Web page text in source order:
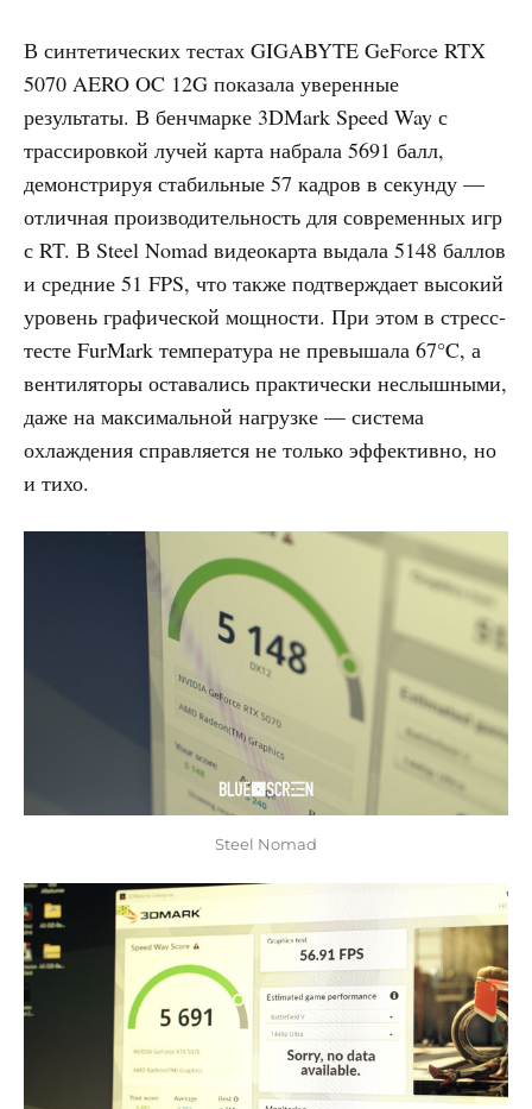
В синтетических тестах GIGABYTE GeForce RTX
5070 AERO OC 12G показала уверенные
результаты. В бенчмарке 3DMark Speed Way с
трассировкой лучей карта набрала 5691 балл,
демонстрируя стабильные 57 кадров в секунду —
отличная производительность для современных игр
с RT. В Steel Nomad видеокарта выдала 5148 баллов
и средние 51 FPS, что также подтверждает высокий
уровень графической мощности. При этом в стресс-
тесте FurMark температура не превышала 67°C, а
вентиляторы оставались практически неслышными,
даже на максимальной нагрузке — система
охлаждения справляется не только эффективно, но
и тихо.
Steel Nomad